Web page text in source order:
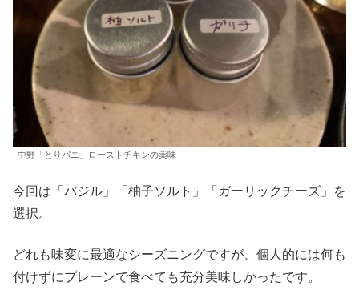
中野「とりパニ」ローストチキンの薬味
今回は「バジル」「柚子ソルト」「ガーリックチーズ」を
選択。
どれも味変に最適なシーズニングですが、個人的には何も
付けずにプレーンで食べても充分美味しかったです。